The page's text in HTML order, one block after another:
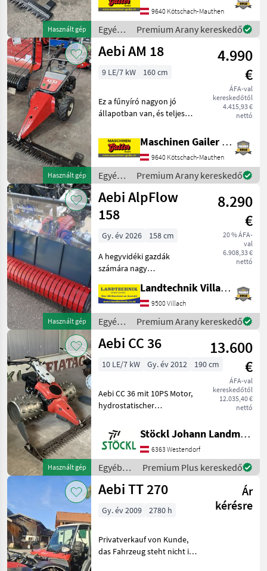
Használt gép
Minden kerékhez külön
hidrosztatikus hajtás *
Kerékleállítóval és rögzí
9640 Kötschach-Mauthen
Egyéb
mezőgazdasági
erőgépek
Premium Arany kereskedő
Használt gép
Aebi AM 18
4.990
€
ÁFA-val
kereskedőtől
4.415,93 €
nettó
9 LE/7 kW 160 cm
Ez a fűnyíró nagyon jó
állapotban van, és teljes
rendelkezik: 160 cm-es ujjas
vágószárral, oldalsó vágási
funkcióval, MAG-KUBOTA
négyütemű motorral
Maschinen Gailer GmbH
9640 Kötschach-Mauthen
Egyéb
mezőgazdasági
erőgépek
/ Aebi
Premium Arany kereskedő
Használt gép
Aebi AlpFlow
158
8.290
€
20 % ÁFA-
val
6.908,33 €
nettó
Gy. év 2026
158 cm
A hegyvidéki gazdák
számára nagy
pick-up-típusú szétszóró,
keresztirányú
szállítószalaggal és
oldallapokkal,
rögzítőperemmel az Aebi
motoros
Landtechnik Villach GmbH
9500 Villach
Egyéb
mezőgazdasági
erőgépek
Premium Arany kereskedő
Használt gép
Aebi CC 36
13.600
€
ÁFA-val
kereskedőtől
12.035,40 €
nettó
10 LE/7 kW Gy. év 2012 190 cm
Aebi CC 36 mit 10PS Motor,
hydrostatischer
Stachelwalzen, Mähbalken
1, 90m mit Aussenschuhe,
Radausschaltung und
Parkbremse, Standort
Westendor
Stöckl Johann Landmaschinen GesmbH & Co KG
6363 Westendorf
Egyéb
mezőgazdasági
erőgépek
Premium Plus kereskedő
Aebi TT 270
Ár
kérésre
Gy. év 2009 2780 h
Privatverkauf von Kunde,
das Fahrzeug steht nicht im